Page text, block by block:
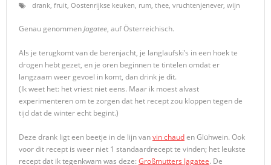
drank, fruit, Oostenrijkse keuken, rum, thee, vruchtenjenever, wijn
Genau genommenJagatee, auf Österreichisch.
Als je terugkomt van de berenjacht, je langlaufski’s in een hoek te
drogen hebt gezet, en je oren beginnen te tintelen omdat er
langzaam weer gevoel in komt, dan drink je dit.
(Ik weet het: het vriest niet eens. Maar ik moest alvast
experimenteren om te zorgen dat het recept zou kloppen tegen de
tijd dat de winter echt begint.)
Deze drank ligt een beetje in de lijn vanvin chauden Glühwein. Ook
voor dit recept is weer niet 1 standaardrecept te vinden; het leukste
recept dat ik tegenkwam was deze: Großmutters Jagatee. De